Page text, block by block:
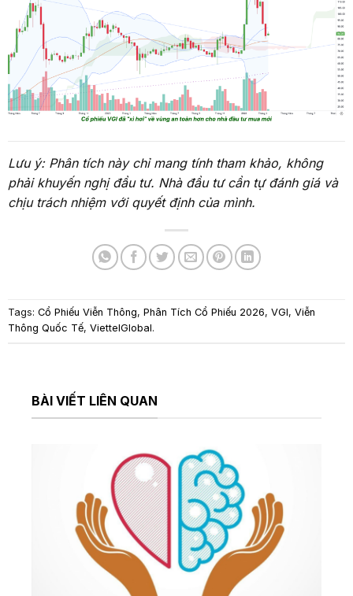
Lưu ý: Phân tích này chỉ mang tính tham khảo, không
phải khuyến nghị đầu tư. Nhà đầu tư cần tự đánh giá và
chịu trách nhiệm với quyết định của mình.
Tags: Cổ Phiếu Viễn Thông, Phân Tích Cổ Phiếu 2026, VGI, Viễn
Thông Quốc Tế, ViettelGlobal.
BÀI VIẾT LIÊN QUAN